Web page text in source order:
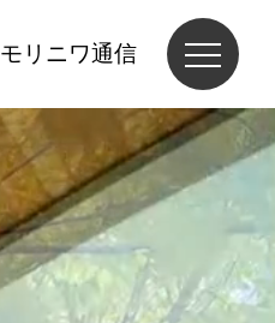
モリニワ通信